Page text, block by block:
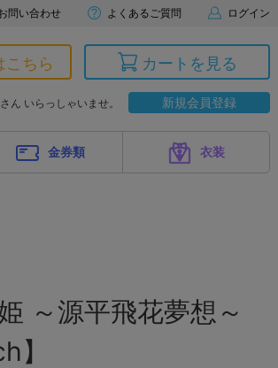
問い合わせ よくあるご質問 ログイン
こちら カートを見る
さん いらっしゃいませ。 新規会員登録
金券類 衣装
～源平飛花夢想～
】